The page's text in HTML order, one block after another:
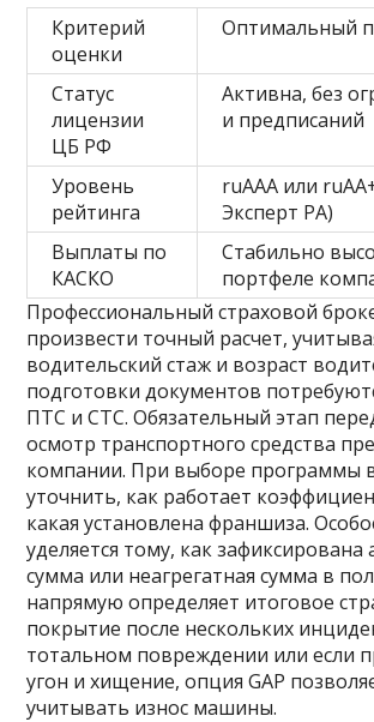
Критерий
оценки
Оптимальный
Статус
лицензии
ЦБ РФ
Активна, без
и предписаний
Уровень
рейтинга
ruAAA или
Эксперт РА)
Выплаты по
КАСКО
Стабильно
портфеле
Профессиональный страховой
произвести точный расчет,
водительский стаж и возраст
подготовки документов
ПТС и СТС. Обязательный этап
осмотр транспортного средства
компании. При выборе программы
уточнить, как работает
какая установлена франшиза.
уделяется тому, как зафиксирована
сумма или неагрегатная сумма в
напрямую определяет итоговое
покрытие после нескольких
тотальном повреждении или если
угон и хищение, опция GAP
учитывать износ машины.